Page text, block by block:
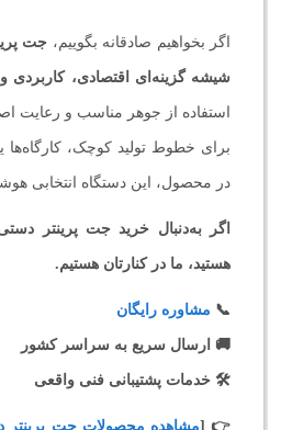
اگر بخواهیم صادقانه بگوییم،جت
شیشه گزینه‌ای اقتصادی، کاربردی و
استفاده از جوهر مناسب و رعایت
برای خطوط تولید کوچک، کارگاه‌ها یا
در محصول، این دستگاه انتخابی
اگر به‌دنبال خرید جت پرینتر
هستید، ما در کنارتان هستیم.
📞مشاوره رایگان
🚚 ارسال سریع به سراسر کشور
🛠 خدمات پشتیبانی فنی واقعی
👉 [مشاهده محصولات جت پرینتر